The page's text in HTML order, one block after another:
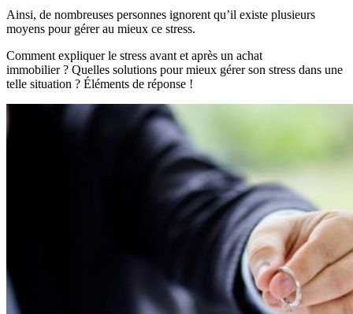
Ainsi, de nombreuses personnes ignorent qu’il existe plusieurs
moyens pour gérer au mieux ce stress.
Comment expliquer le stress avant et après un achat
immobilier ? Quelles solutions pour mieux gérer son stress dans une
telle situation ? Éléments de réponse !